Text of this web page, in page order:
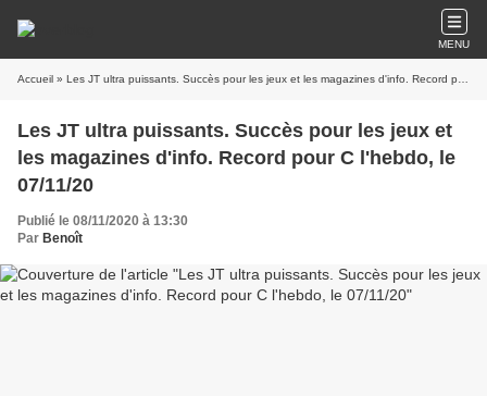
MENU
Accueil » Les JT ultra puissants. Succès pour les jeux et les magazines d'info. Record pour C l'hebdo, le 07/11/20
Les JT ultra puissants. Succès pour les jeux et
les magazines d'info. Record pour C l'hebdo, le
07/11/20
Publié le 08/11/2020 à 13:30
Par Benoît